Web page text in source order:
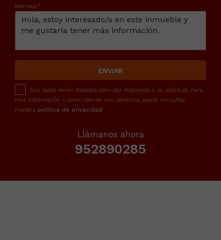
Mensaje*
ENVIAR
Sus datos serán tratados para dar respuesta a su solicitud, para
más información y como ejercer sus derechos puede consultar
nuestra política de privacidad
Llámanos ahora
952890285